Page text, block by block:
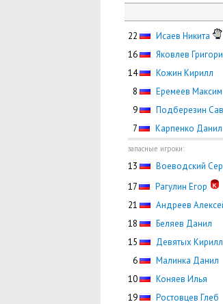
22 Исаев Никита
16
Яковлев
14
Кожин Кирилл
8
Еремеев Максим
9
Подберезин
7 Карпенко Данил
запасные игроки:
13
Воеводский
17
Рагулин Егор
21
Андреев
18
Беляев Данил
15
Девятых Кирилл
6
Малинка Данил
10
Коняев Илья
19
Ростовцев Глеб